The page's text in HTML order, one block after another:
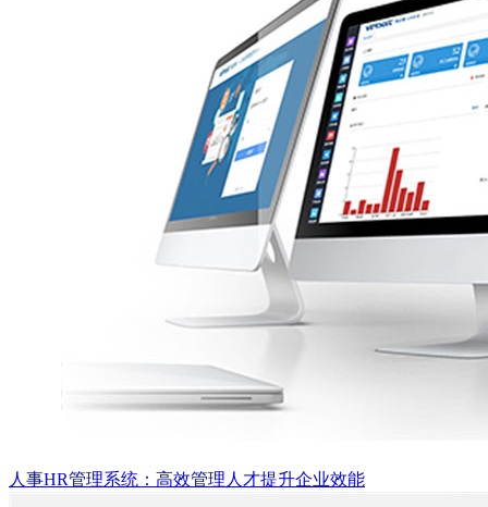
人事HR管理系统：高效管理人才提升企业效能